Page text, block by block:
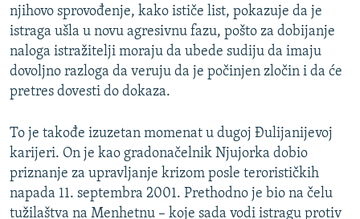
njihovo sprovođenje, kako ističe list, pokazuje da je
istraga ušla u novu agresivnu fazu, pošto za dobijanje
naloga istražitelji moraju da ubede sudiju da imaju
dovoljno razloga da veruju da je počinjen zločin i da će
pretres dovesti do dokaza.
To je takođe izuzetan momenat u dugoj Đulijanijevoj
karijeri. On je kao gradonačelnik Njujorka dobio
priznanje za upravljanje krizom posle terorističkih
napada 11. septembra 2001. Prethodno je bio na čelu
tužilaštva na Menhetnu – koje sada vodi istragu protiv